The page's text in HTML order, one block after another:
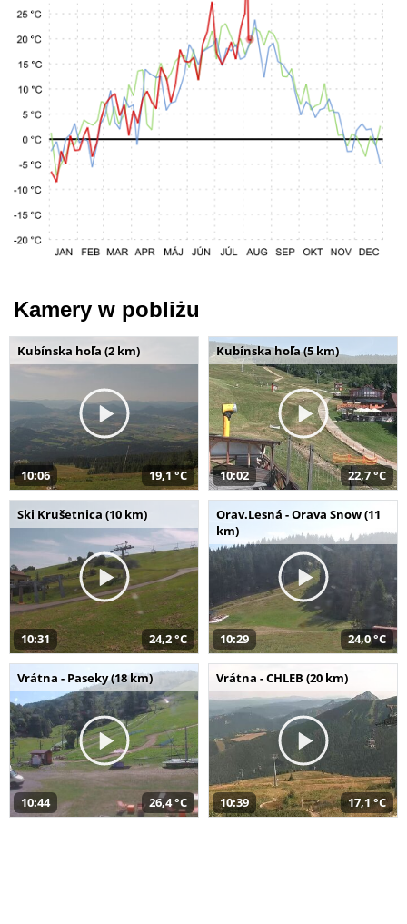
Kamery w pobliżu
Kubínska hoľa (2 km)
10:06 19,1 °C
Kubínska hoľa (5 km)
10:02 22,7 °C
Ski Krušetnica (10 km)
10:31 24,2 °C
Orav.Lesná - Orava Snow (11
km)
10:29 24,0 °C
Vrátna - Paseky (18 km)
10:44 26,4 °C
Vrátna - CHLEB (20 km)
10:39 17,1 °C